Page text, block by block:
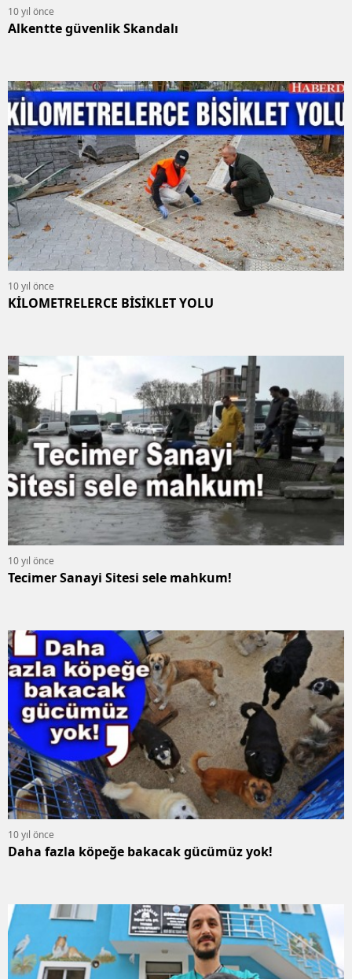
10 yıl önce
Alkentte güvenlik Skandalı
10 yıl önce
KİLOMETRELERCE BİSİKLET YOLU
10 yıl önce
Tecimer Sanayi Sitesi sele mahkum!
10 yıl önce
Daha fazla köpeğe bakacak gücümüz yok!